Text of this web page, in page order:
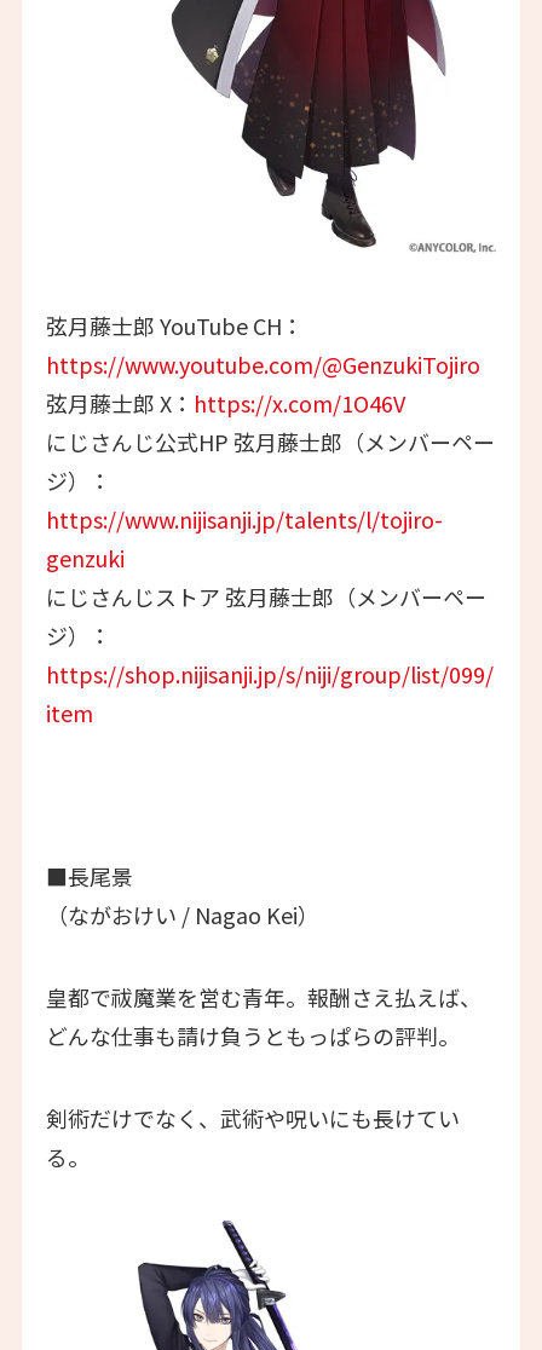
弦月藤士郎 YouTube CH：
https://www.youtube.com/@GenzukiTojiro
弦月藤士郎 X： https://x.com/1O46V
にじさんじ公式HP 弦月藤士郎（メンバーペー
ジ）：
https://www.nijisanji.jp/talents/l/tojiro-
genzuki
にじさんじストア 弦月藤士郎（メンバーペー
ジ）：
https://shop.nijisanji.jp/s/niji/group/list/099/
item
■長尾景
（ながおけい / Nagao Kei）
皇都で祓魔業を営む青年。報酬さえ払えば、
どんな仕事も請け負うともっぱらの評判。
剣術だけでなく、武術や呪いにも長けてい
る。